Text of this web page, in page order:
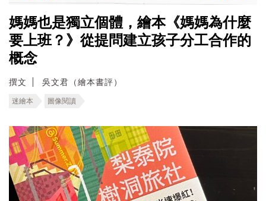
媽媽也是獨立個體，繪本《媽媽為什麼
要上班？》從提問建立孩子分工合作的
概念
撰文 吳文君（繪本書評）
迷繪本 圖像閱讀